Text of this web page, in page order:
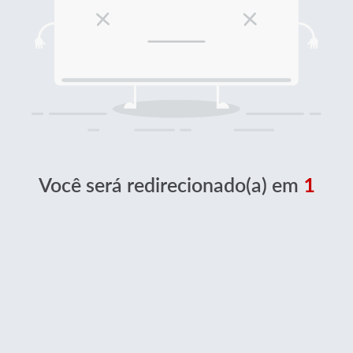
Você será redirecionado(a) em 1